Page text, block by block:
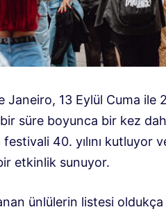
Janeiro, 13 Eylül Cuma ile
süre boyunca bir kez
40. yılını kutluyor
etkinlik sunuyor.
ünlülerin listesi